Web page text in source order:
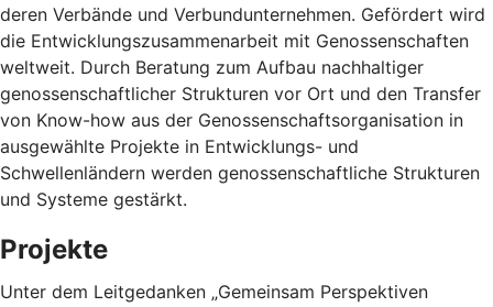
deren Verbände und Verbundunternehmen. Gefördert wird
die Entwicklungszusammenarbeit mit Genossenschaften
weltweit. Durch Beratung zum Aufbau nachhaltiger
genossenschaftlicher Strukturen vor Ort und den Transfer
von Know-how aus der Genossenschaftsorganisation in
ausgewählte Projekte in Entwicklungs- und
Schwellenländern werden genossenschaftliche Strukturen
und Systeme gestärkt.
Projekte
Unter dem Leitgedanken „Gemeinsam Perspektiven